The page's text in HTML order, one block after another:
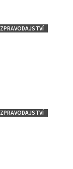
ZPRAVODAJSTVÍ
ZPRAVODAJSTVÍ